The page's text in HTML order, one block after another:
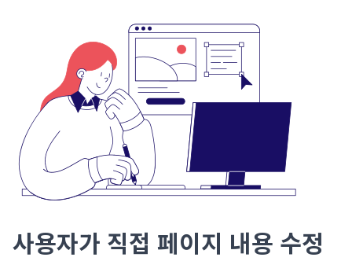
사용자가 직접 페이지 내용 수정